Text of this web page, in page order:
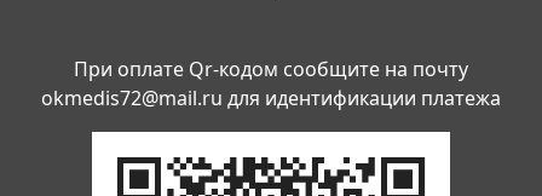
При оплате Qr-кодом сообщите на почту
okmedis72@mail.ru для идентификации платежа